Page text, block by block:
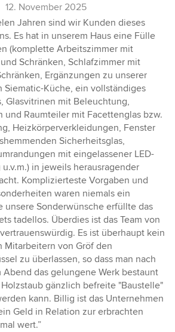
12. November 2025
Jahren sind wir Kunden dieses
Es hat in unserem Haus eine Fülle
(komplette Arbeitszimmer mit
Schränken, Schlafzimmer mit
Ergänzungen zu unserer
Siematic-Küche, ein vollständiges
Glasvitrinen mit Beleuchtung,
und Raumteiler mit Facettenglas bzw.
Heizkörperverkleidungen, Fenster
Sicherheitsglas,
mit eingelassener LED-
in jeweils herausragender
Komplizierteste Vorgaben und
waren niemals ein
unsere Sonderwünsche erfüllte das
tadellos. Überdies ist das Team von
Es ist überhaupt kein
Mitarbeitern von Gröf den
zu überlassen, so dass man nach
Abend das gelungene Werk bestaunt
gänzlich befreite "Baustelle"
kann. Billig ist das Unternehmen
Geld in Relation zur erbrachten
wert.”